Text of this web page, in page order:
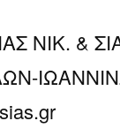
ΝΙΚ. &